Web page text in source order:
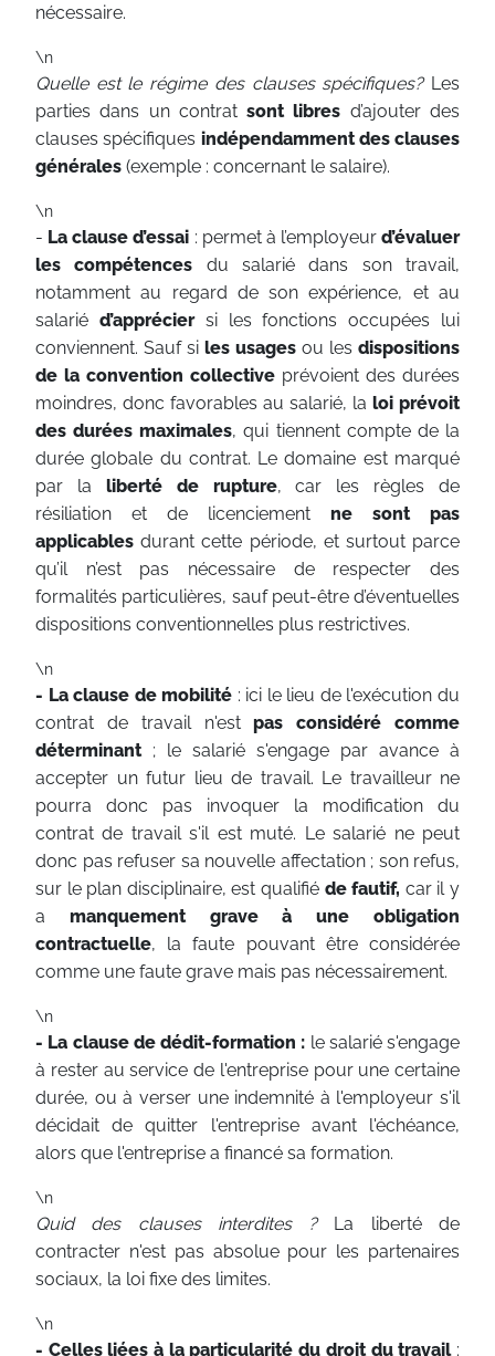
nécessaire.
\n
Quelle est le régime des clauses spécifiques?Les
parties dans un contratsont libres d’ajouter des
clauses spécifiques indépendamment des clauses
générales (exemple : concernant le salaire).
\n
- La clause d’essai : permet à l’employeur d’évaluer
les compétences du salarié dans son travail,
notamment au regard de son expérience, et au
salarié d’appréciersi les fonctions occupées lui
conviennent. Sauf si les usages ou les dispositions
de la convention collective prévoient des durées
moindres, donc favorables au salarié, la loi prévoit
des durées maximales, qui tiennent compte de la
durée globale du contrat. Le domaine est marqué
par la liberté de rupture, car les règles de
résiliation et de licenciement ne sont pas
applicables durant cette période, et surtout parce
qu’il n’est pas nécessaire de respecter des
formalités particulières, sauf peut-être d’éventuelles
dispositions conventionnelles plus restrictives.
\n
- La clause de mobilité : ici le lieu de l'exécution du
contrat de travail n'estpas considéré comme
déterminant ; le salarié s'engage par avance à
accepter un futur lieu de travail. Le travailleur ne
pourra donc pas invoquer la modification du
contrat de travail s'il est muté. Le salarié ne peut
donc pas refuser sa nouvelle affectation ; son refus,
sur le plan disciplinaire, est qualifié de fautif, car il y
a manquement grave à une obligation
contractuelle, la faute pouvant être considérée
comme une faute grave mais pas nécessairement.
\n
- La clause de dédit-formation : le salarié s'engage
à rester au service de l'entreprise pour une certaine
durée, ou à verser une indemnité à l'employeur s'il
décidait de quitter l'entreprise avant l'échéance,
alors que l'entreprise a financé sa formation.
\n
Quid des clauses interdites ?La liberté de
contracter n'est pas absolue pour les partenaires
sociaux, la loi fixe des limites.
\n
- Celles liées à la particularité du droit du travail :